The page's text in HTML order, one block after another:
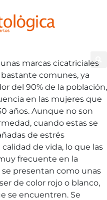
marcas cicatriciales
comunes, ya
del 90% de la población,
en las mujeres que
años. Aunque no son
cuando estas se
de estrés
de vida, lo que las
frecuente en la
presentan como unas
de color rojo o blanco,
se encuentren. Se